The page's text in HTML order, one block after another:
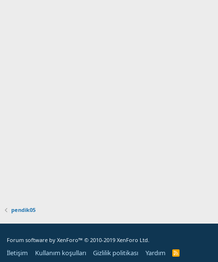
pendik05
Forum software by XenForo™ © 2010-2019 XenForo Ltd.
İletişim Kullanım koşulları Gizlilik politikası Yardım
R